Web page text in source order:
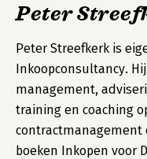
Peter
Peter Streefkerk is
Inkoopconsultancy.
management,
training en coaching
contractmanagement
boeken Inkopen voor